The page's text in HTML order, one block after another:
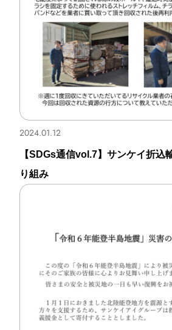
2024.01.12
【SDGs通信vol.7】サンケイ折込
り組み